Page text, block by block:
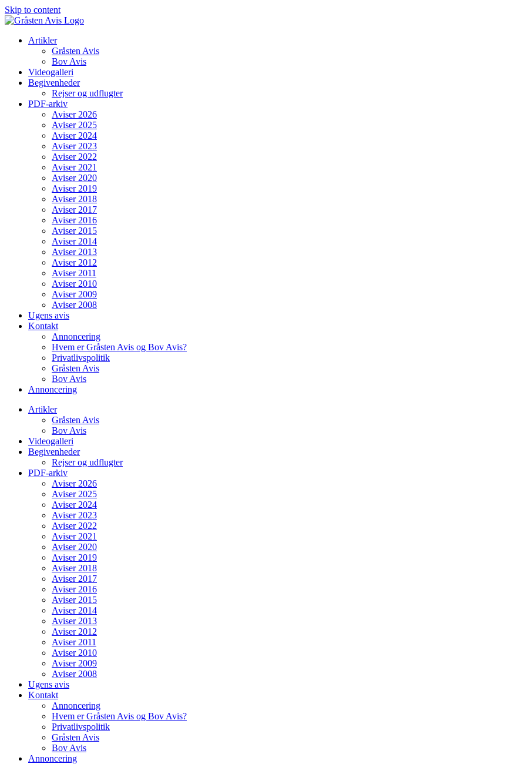
Skip to content
Artikler
Gråsten Avis
Bov Avis
Videogalleri
Begivenheder
Rejser og udflugter
PDF-arkiv
Aviser 2026
Aviser 2025
Aviser 2024
Aviser 2023
Aviser 2022
Aviser 2021
Aviser 2020
Aviser 2019
Aviser 2018
Aviser 2017
Aviser 2016
Aviser 2015
Aviser 2014
Aviser 2013
Aviser 2012
Aviser 2011
Aviser 2010
Aviser 2009
Aviser 2008
Ugens avis
Kontakt
Annoncering
Hvem er Gråsten Avis og Bov Avis?
Privatlivspolitik
Gråsten Avis
Bov Avis
Annoncering
Artikler
Gråsten Avis
Bov Avis
Videogalleri
Begivenheder
Rejser og udflugter
PDF-arkiv
Aviser 2026
Aviser 2025
Aviser 2024
Aviser 2023
Aviser 2022
Aviser 2021
Aviser 2020
Aviser 2019
Aviser 2018
Aviser 2017
Aviser 2016
Aviser 2015
Aviser 2014
Aviser 2013
Aviser 2012
Aviser 2011
Aviser 2010
Aviser 2009
Aviser 2008
Ugens avis
Kontakt
Annoncering
Hvem er Gråsten Avis og Bov Avis?
Privatlivspolitik
Gråsten Avis
Bov Avis
Annoncering